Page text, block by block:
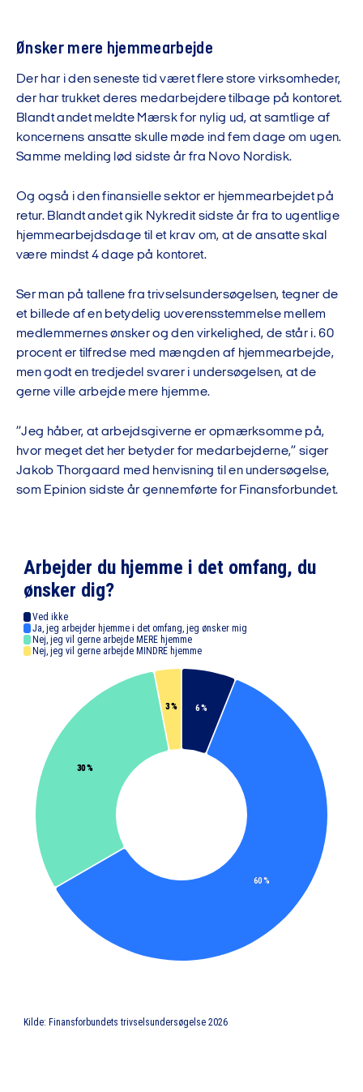
Ønsker mere hjemmearbejde
Der har i den seneste tid været flere store virksomheder,
der har trukket deres medarbejdere tilbage på kontoret.
Blandt andet meldte Mærsk for nylig ud, at samtlige af
koncernens ansatte skulle møde ind fem dage om ugen.
Samme melding lød sidste år fra Novo Nordisk.
Og også i den finansielle sektor er hjemmearbejdet på
retur. Blandt andet gik Nykredit sidste år fra to ugentlige
hjemmearbejdsdage til et krav om, at de ansatte skal
være mindst 4 dage på kontoret.
Ser man på tallene fra trivselsundersøgelsen, tegner de
et billede af en betydelig uoverensstemmelse mellem
medlemmernes ønsker og den virkelighed, de står i. 60
procent er tilfredse med mængden af hjemmearbejde,
men godt en tredjedel svarer i undersøgelsen, at de
gerne ville arbejde mere hjemme.
”Jeg håber, at arbejdsgiverne er opmærksomme på,
hvor meget det her betyder for medarbejderne,” siger
Jakob Thorgaard med henvisning til en undersøgelse,
som Epinion sidste år gennemførte for Finansforbundet.